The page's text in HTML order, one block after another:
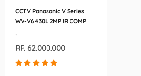
CCTV Panasonic V Series
WV-V6430L 2MP IR COMP
-
RP. 62,000,000